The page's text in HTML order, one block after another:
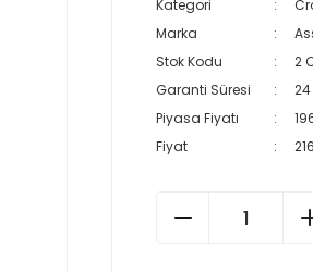
Kategori
Marka
Stok Kodu
2
Garanti Süresi
24
Piyasa Fiyatı
Fiyat